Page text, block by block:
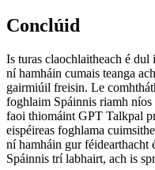
Conclúid
Is turas claochlaitheach é dul
ní hamháin cumais teanga
gairmiúil freisin. Le
foghlaim Spáinnis riamh
faoi thiomáint GPT Talkpal
eispéireas foghlama
ní hamháin gur féidearthacht
Spáinnis trí labhairt, ach is